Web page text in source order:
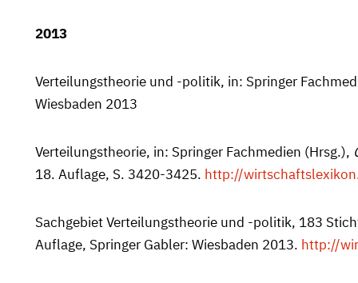
2013
Verteilungstheorie und -politik, in: Springer
Wiesbaden 2013
Verteilungstheorie, in: Springer Fachmedien (Hrsg.),
18. Auflage, S. 3420-3425. http://
Sachgebiet Verteilungstheorie und -politik, 183
Auflage, Springer Gabler: Wiesbaden 2013. http://